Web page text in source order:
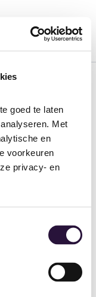
goed te laten
Met
en
voorkeuren
privacy- en